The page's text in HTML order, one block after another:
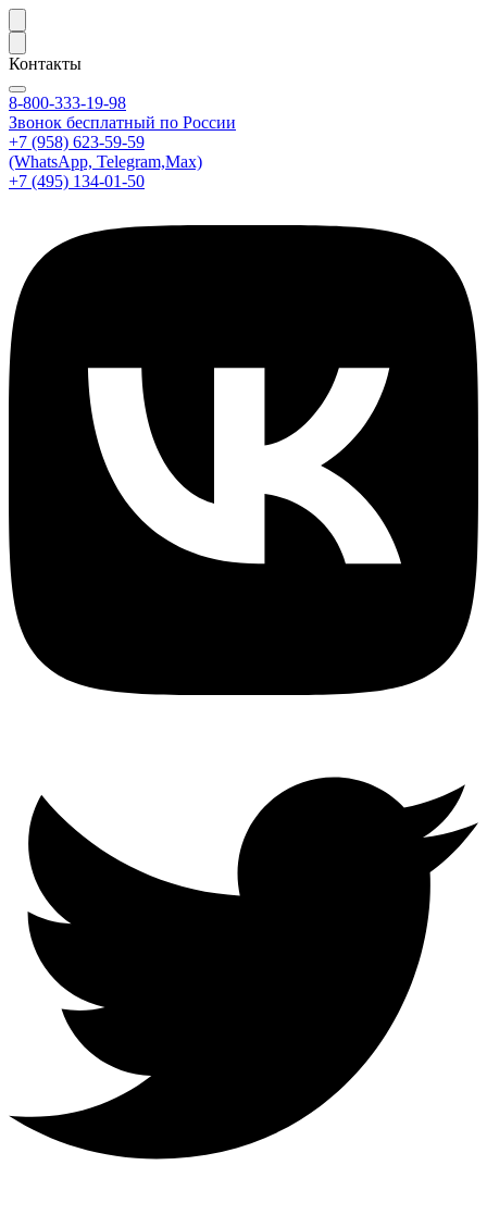
Контакты
8-800-333-19-98
Звонок бесплатный по России
+7 (958) 623-59-59
(WhatsApp, Telegram,Max)
+7 (495) 134-01-50